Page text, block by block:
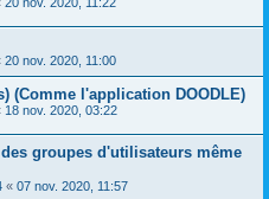
20 nov. 2020, 11:00
(Comme l'application DOODLE)
18 nov. 2020, 03:22
groupes d'utilisateurs même
« 07 nov. 2020, 11:57